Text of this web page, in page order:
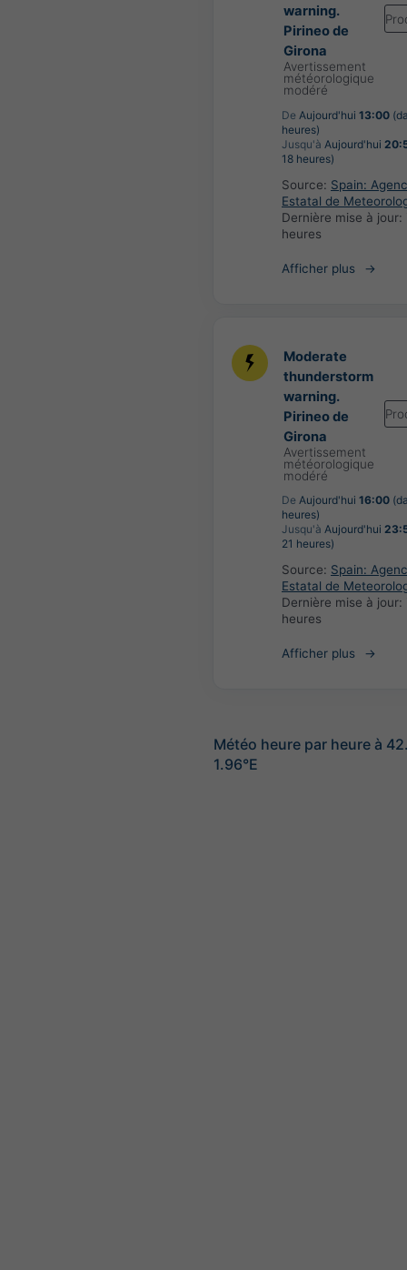
warning.
Pirineo de
Girona
Avertissement
météorologique
modéré
De Aujourd'hui 13:00
heures)
Jusqu'à Aujourd'hui
18 heures)
Source: Spain:
Estatal de
Dernière mise à jour:
heures
Afficher plus
Moderate
thunderstorm
warning.
Pirineo de
Girona
Avertissement
météorologique
modéré
De Aujourd'hui 16:00
heures)
Jusqu'à Aujourd'hui
21 heures)
Source: Spain:
Estatal de
Dernière mise à jour:
heures
Afficher plus
Météo heure par heure à
1.96°E